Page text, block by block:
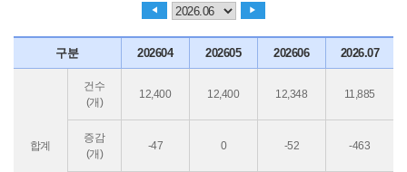
◀ ▶
구분 202604 202605 202606 2026.07
합계
건수
(개)
12,400 12,400 12,348 11,885
증감
(개)
-47 0 -52 -463